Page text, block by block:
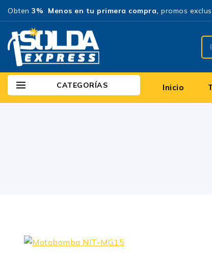
Obten 3% Menos en tu primera compra, promos
CATEGORÍAS Inicio